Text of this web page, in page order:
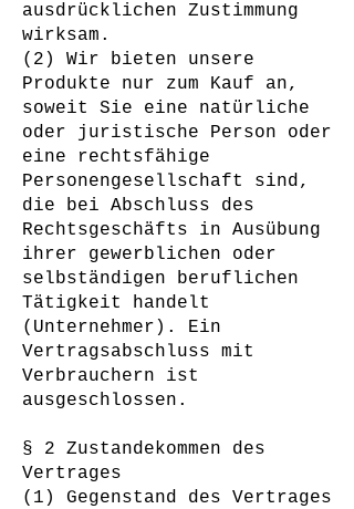
ausdrücklichen Zustimmung
wirksam.
(2) Wir bieten unsere
Produkte nur zum Kauf an,
soweit Sie eine natürliche
oder juristische Person oder
eine rechtsfähige
Personengesellschaft sind,
die bei Abschluss des
Rechtsgeschäfts in Ausübung
ihrer gewerblichen oder
selbständigen beruflichen
Tätigkeit handelt
(Unternehmer). Ein
Vertragsabschluss mit
Verbrauchern ist
ausgeschlossen.
§ 2 Zustandekommen des
Vertrages
(1) Gegenstand des Vertrages